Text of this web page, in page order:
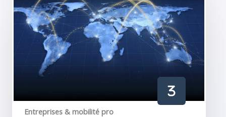
Entreprises & mobilité pro